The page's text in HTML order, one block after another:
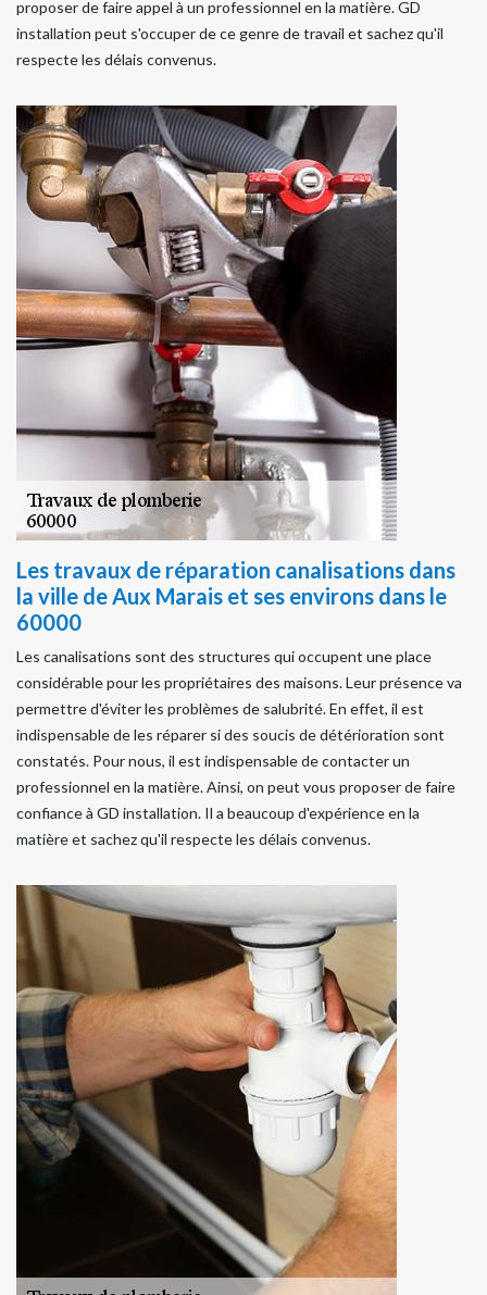
proposer de faire appel à un professionnel en la matière. GD
installation peut s'occuper de ce genre de travail et sachez qu'il
respecte les délais convenus.
Les travaux de réparation canalisations dans
la ville de Aux Marais et ses environs dans le
60000
Les canalisations sont des structures qui occupent une place
considérable pour les propriétaires des maisons. Leur présence va
permettre d'éviter les problèmes de salubrité. En effet, il est
indispensable de les réparer si des soucis de détérioration sont
constatés. Pour nous, il est indispensable de contacter un
professionnel en la matière. Ainsi, on peut vous proposer de faire
confiance à GD installation. Il a beaucoup d'expérience en la
matière et sachez qu'il respecte les délais convenus.